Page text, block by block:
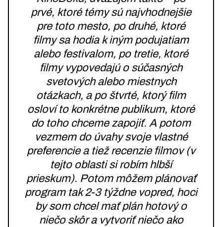
prvé, ktoré témy sú najvhodnejšie
pre toto mesto, po druhé, ktoré
filmy sa hodia k iným podujatiam
alebo festivalom, po tretie, ktoré
filmy vypovedajú o súčasných
svetových alebo miestnych
otázkach, a po štvrté, ktorý film
osloví to konkrétne publikum, ktoré
do toho chceme zapojiť. A potom
vezmem do úvahy svoje vlastné
preferencie a tiež recenzie filmov (v
tejto oblasti si robím hlbší
prieskum). Potom môžem plánovať
program tak 2-3 týždne vopred, hoci
by som chcel mať plán hotový o
niečo skôr a vytvoriť niečo ako